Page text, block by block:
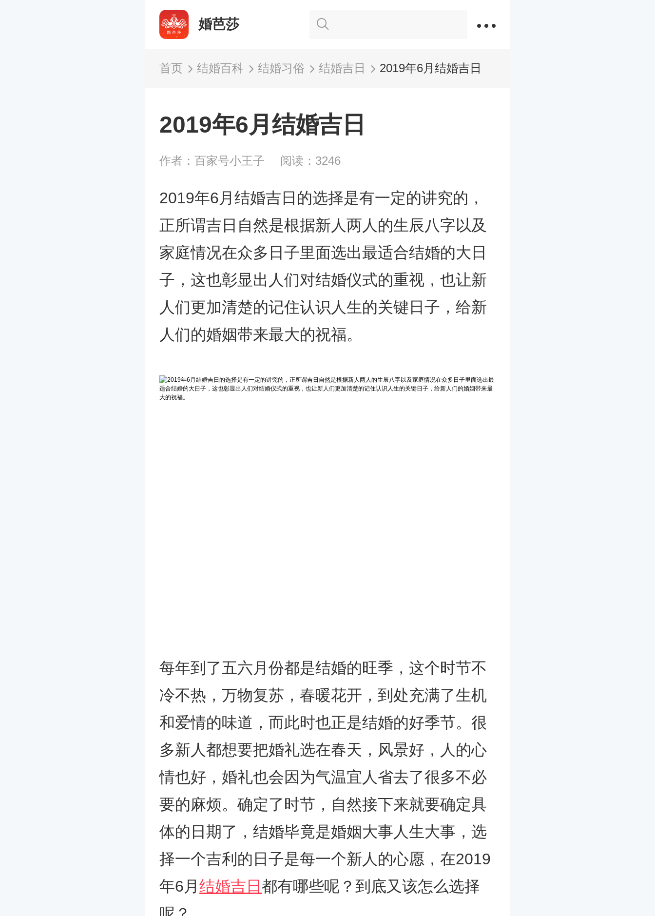
婚芭莎
首页 结婚百科 结婚习俗 结婚吉日 2019年6月结婚吉日
2019年6月结婚吉日
作者：百家号小王子 阅读：3246
2019年6月结婚吉日的选择是有一定的讲究的，
正所谓吉日自然是根据新人两人的生辰八字以及
家庭情况在众多日子里面选出最适合结婚的大日
子，这也彰显出人们对结婚仪式的重视，也让新
人们更加清楚的记住认识人生的关键日子，给新
人们的婚姻带来最大的祝福。
每年到了五六月份都是结婚的旺季，这个时节不
冷不热，万物复苏，春暖花开，到处充满了生机
和爱情的味道，而此时也正是结婚的好季节。很
多新人都想要把婚礼选在春天，风景好，人的心
情也好，婚礼也会因为气温宜人省去了很多不必
要的麻烦。确定了时节，自然接下来就要确定具
体的日期了，结婚毕竟是婚姻大事人生大事，选
择一个吉利的日子是每一个新人的心愿，在2019
年6月 结婚吉日 都有哪些呢？到底又该怎么选择